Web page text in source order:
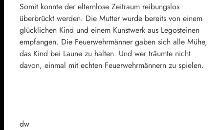
Somit konnte der elternlose Zeitraum reibungslos
überbrückt werden. Die Mutter wurde bereits von einem
glücklichen Kind und einem Kunstwerk aus Legosteinen
empfangen. Die Feuerwehrmänner gaben sich alle Mühe,
das Kind bei Laune zu halten. Und wer träumte nicht
davon, einmal mit echten Feuerwehrmännern zu spielen.
dw